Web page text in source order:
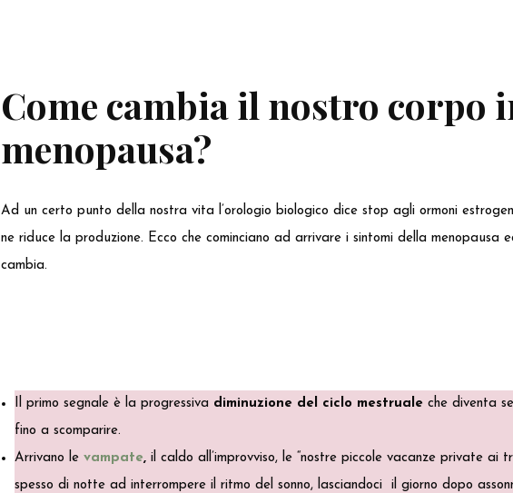
Come cambia il nostro corpo
menopausa?
Ad un certo punto della nostra vita l’orologio biologico dice stop agli ormoni
ne riduce la produzione. Ecco che cominciano ad arrivare i sintomi della menopausa
cambia.
Il primo segnale è la progressiva diminuzione del ciclo mestruale che diventa
fino a scomparire.
Arrivano le vampate, il caldo all’improvviso, le “nostre piccole vacanze private ai
spesso di notte ad interrompere il ritmo del sonno, lasciandoci il giorno dopo